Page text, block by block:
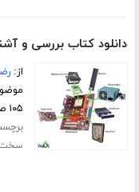
دانلود کتاب بررسی و
از:
۱۰۵ صفحه
سخت